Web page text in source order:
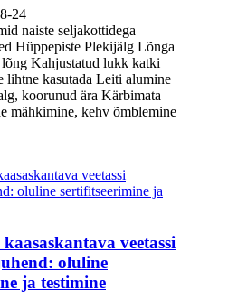
24
naiste seljakottidega
Hüppepiste Plekijälg Lõnga
lõng Kahjustatud lukk katki
lihtne kasutada Leiti alumine
koorunud ära Kärbimata
mähkimine, kehv õmblemine
veetassi
oluline
ja testimine